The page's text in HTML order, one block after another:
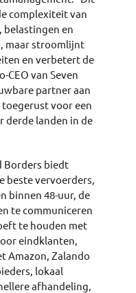
complexiteit van
belastingen en
maar stroomlijnt
en verbetert de
CEO van Seven
partner aan
voor een
derde landen in de
Borders biedt
beste vervoerders,
binnen 48-uur, de
te communiceren
te houden met
eindklanten,
Amazon, Zalando
lokaal
afhandeling,